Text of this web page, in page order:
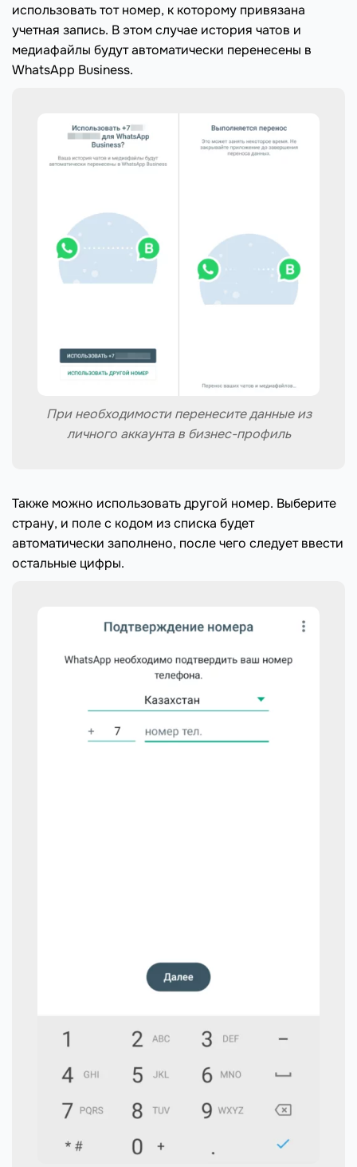
использовать тот номер, к которому привязана
учетная запись. В этом случае история чатов и
медиафайлы будут автоматически перенесены в
WhatsApp Business.
При необходимости перенесите данные из
личного аккаунта в бизнес-профиль
Также можно использовать другой номер. Выберите
страну, и поле с кодом из списка будет
автоматически заполнено, после чего следует ввести
остальные цифры.